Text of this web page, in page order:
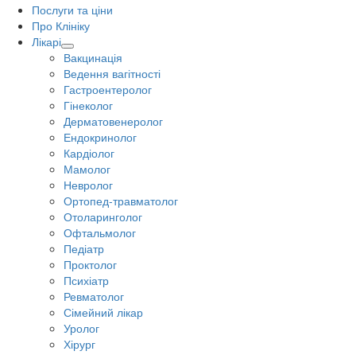
Послуги та ціни
Про Клініку
Лікарі
Вакцинація
Ведення вагітності
Гастроентеролог
Гінеколог
Дерматовенеролог
Ендокринолог
Кардіолог
Мамолог
Невролог
Ортопед-травматолог
Отоларинголог
Офтальмолог
Педіатр
Проктолог
Психіатр
Ревматолог
Сімейний лікар
Уролог
Хірург